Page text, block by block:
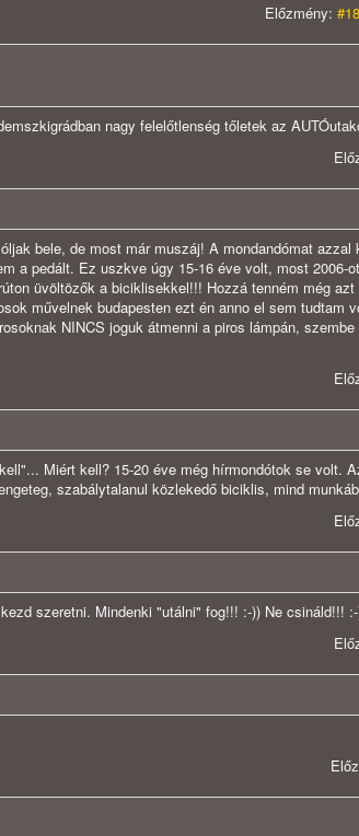
Előzmény:
nagy felelőtlenség tőletek az
bele, de most már muszáj! A mondandómat
a pedált. Ez uszkve úgy 15-16 éve volt, most 2006-
üvöltözők a biciklisekkel!!! Hozzá tenném még
művelnek budapesten ezt én anno el sem tudtam
NINCS joguk átmenni a piros lámpán,
Miért kell? 15-20 éve még hírmondótok se volt.
szabálytalanul közlekedő biciklis, mind
szeretni. Mindenki "utálni" fog!!! :-)) Ne csináld!!!